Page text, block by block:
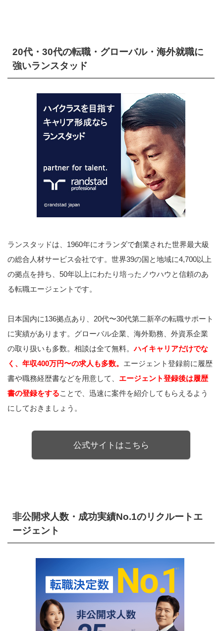
20代・30代の転職・グローバル・海外就職に
強いランスタッド
ランスタッドは、1960年にオランダで創業された世界最大級
の総合人材サービス会社です。世界39の国と地域に4,700以上
の拠点を持ち、50年以上にわたり培ったノウハウと信頼のあ
る転職エージェントです。
日本国内に136拠点あり、20代〜30代第二新卒の転職サポート
に実績があります。グローバル企業、海外勤務、外資系企業
の取り扱いも多数。相談は全て無料。ハイキャリアだけでな
く、年収400万円〜の求人も多数。 エージェント登録前に履歴
書や職務経歴書などを用意して、 エージェント登録後は履歴
書の登録をすることで、迅速に案件を紹介してもらえるよう
にしておきましょう。
公式サイトはこちら
非公開求人数・成功実績No.1のリクルートエ
ージェント